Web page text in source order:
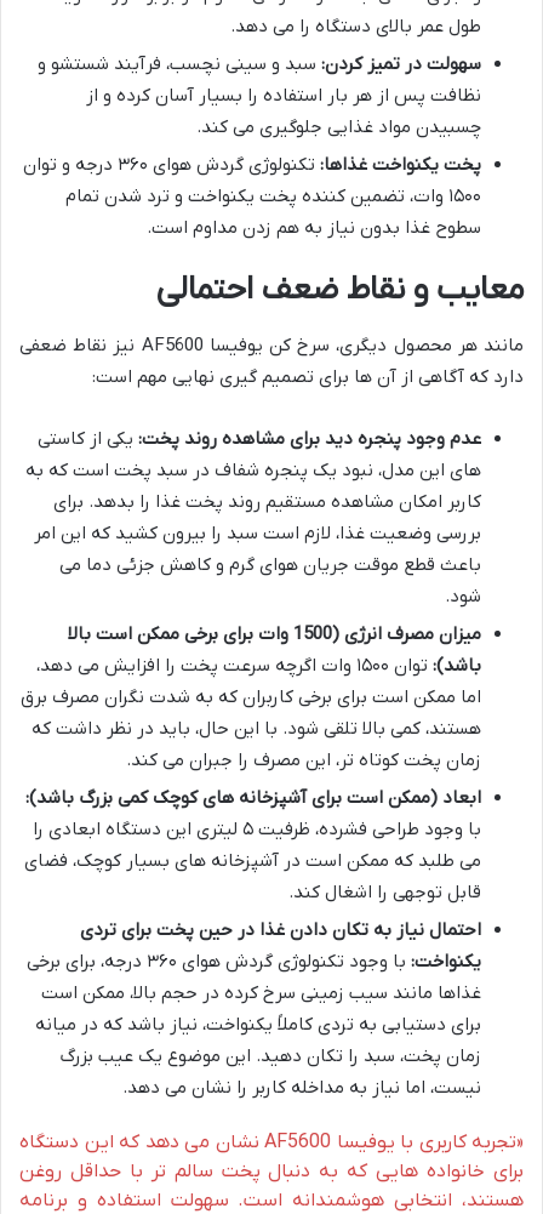
طول عمر بالای دستگاه را می دهد.
سهولت در تمیز کردن: سبد و سینی نچسب، فرآیند شستشو و
نظافت پس از هر بار استفاده را بسیار آسان کرده و از
چسبیدن مواد غذایی جلوگیری می کند.
پخت یکنواخت غذاها:
تکنولوژی گردش هوای ۳۶۰ درجه و توان
۱۵۰۰ وات، تضمین کننده پخت یکنواخت و ترد شدن تمام
سطوح غذا بدون نیاز به هم زدن مداوم است.
معایب و نقاط ضعف احتمالی
مانند هر محصول دیگری، سرخ کن یوفیسا AF5600 نیز نقاط ضعفی
دارد که آگاهی از آن ها برای تصمیم گیری نهایی مهم است:
عدم وجود پنجره دید برای مشاهده روند پخت: یکی از کاستی
های این مدل، نبود یک پنجره شفاف در سبد پخت است که به
کاربر امکان مشاهده مستقیم روند پخت غذا را بدهد. برای
بررسی وضعیت غذا، لازم است سبد را بیرون کشید که این امر
باعث قطع موقت جریان هوای گرم و کاهش جزئی دما می
شود.
میزان مصرف انرژی (1500 وات برای برخی ممکن است بالا
باشد):
توان ۱۵۰۰ وات اگرچه سرعت پخت را افزایش می دهد،
اما ممکن است برای برخی کاربران که به شدت نگران مصرف برق
هستند، کمی بالا تلقی شود. با این حال، باید در نظر داشت که
زمان پخت کوتاه تر، این مصرف را جبران می کند.
ابعاد (ممکن است برای آشپزخانه های کوچک کمی بزرگ باشد):
با وجود طراحی فشرده، ظرفیت ۵ لیتری این دستگاه ابعادی را
می طلبد که ممکن است در آشپزخانه های بسیار کوچک، فضای
قابل توجهی را اشغال کند.
احتمال نیاز به تکان دادن غذا در حین پخت برای تردی
یکنواخت:
با وجود تکنولوژی گردش هوای ۳۶۰ درجه، برای برخی
غذاها مانند سیب زمینی سرخ کرده در حجم بالا، ممکن است
برای دستیابی به تردی کاملاً یکنواخت، نیاز باشد که در میانه
زمان پخت، سبد را تکان دهید. این موضوع یک عیب بزرگ
نیست، اما نیاز به مداخله کاربر را نشان می دهد.
«تجربه کاربری با یوفیسا AF5600 نشان می دهد که این دستگاه
برای خانواده هایی که به دنبال پخت سالم تر با حداقل روغن
هستند، انتخابی هوشمندانه است. سهولت استفاده و برنامه